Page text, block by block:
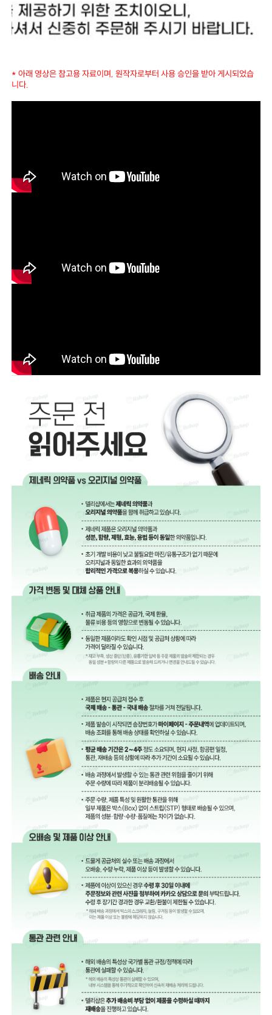
* 아래 영상은 참고용 자료이며, 원작자로부터 사용 승인을 받아 게시되었습
니다.